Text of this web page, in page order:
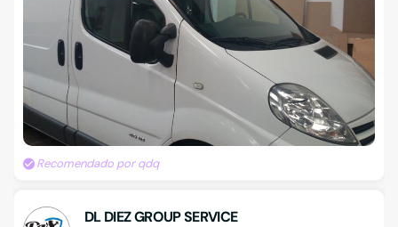
Recomendado por qdq
DL DIEZ GROUP SERVICE